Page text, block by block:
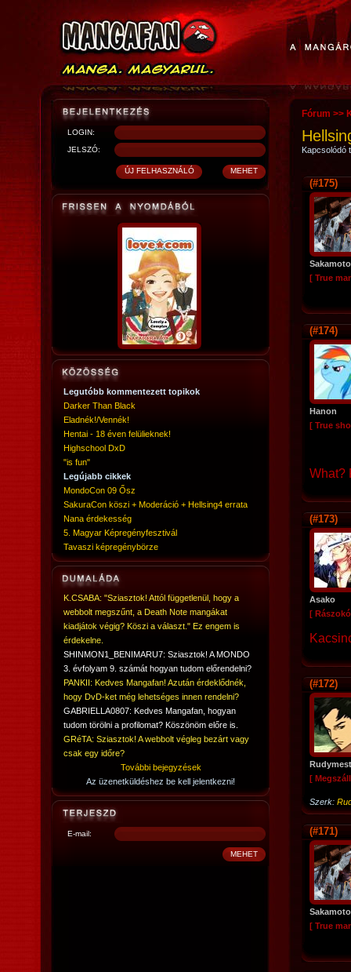
LOGIN:
JELSZÓ:
Legutóbb kommentezett topikok
Darker Than Black
Eladnék!/Vennék!
Hentai - 18 éven felülieknek!
Highschool DxD
"is fun"
Legújabb cikkek
MondoCon 09 Ősz
SakuraCon köszi + Moderáció + Hellsing4 errata
Nana érdekesség
5. Magyar Képregényfesztivál
Tavaszi képregénybörze
K.CSABA: "Sziasztok! Attól függetlenül, hogy a
webbolt megszűnt, a Death Note mangákat
kiadjátok végig? Köszi a választ." Ez engem is
érdekelne.
SHINMON1_BENIMARU7: Sziasztok! A MONDO
3. évfolyam 9. számát hogyan tudom előrendelni?
PANKII: Kedves Mangafan! Azután érdeklődnék,
hogy DvD-ket még lehetséges innen rendelni?
GABRIELLA0807: Kedves Mangafan, hogyan
tudom törölni a profilomat? Köszönöm előre is.
GRéTA: Sziasztok! A webbolt végleg bezárt vagy
csak egy időre?
További bejegyzések
Az üzenetküldéshez be kell jelentkezni!
E-mail:
Fórum >>
Kapcsolódó
(#175)
[ True
(#174)
Hanon
[ True
What?
(#173)
Asako
[
(#172)
[
Szerk:
(#171)
[ True